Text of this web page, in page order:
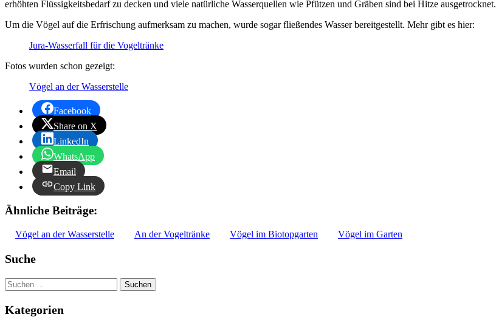
erhöhten Flüssigkeitsbedarf zu decken und viele natürliche Wasserquellen wie Pfützen und Gräben sind bei Hitze ausgetrocknet.
Um die Vögel auf die Erfrischung aufmerksam zu machen, wurde sogar fließendes Wasser bereitgestellt. Mehr gibt es hier:
Jura-Wasserfall für die Vogeltränke
Fotos wurden schon gezeigt:
Vögel an der Wasserstelle
Facebook
Share on X
LinkedIn
WhatsApp
Email
Copy Link
Ähnliche Beiträge:
Vögel an der Wasserstelle An der Vogeltränke Vögel im Biotopgarten Vögel im Garten
Suche
Suchen
nach:
Kategorien